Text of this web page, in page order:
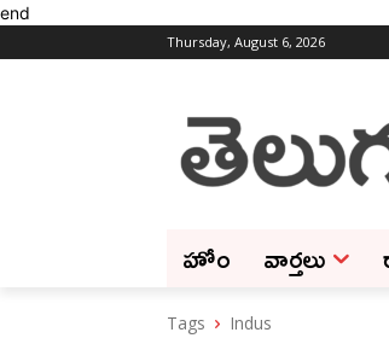
end
Thursday, August 6, 2026
హోం వార్తలు
Tags Indus